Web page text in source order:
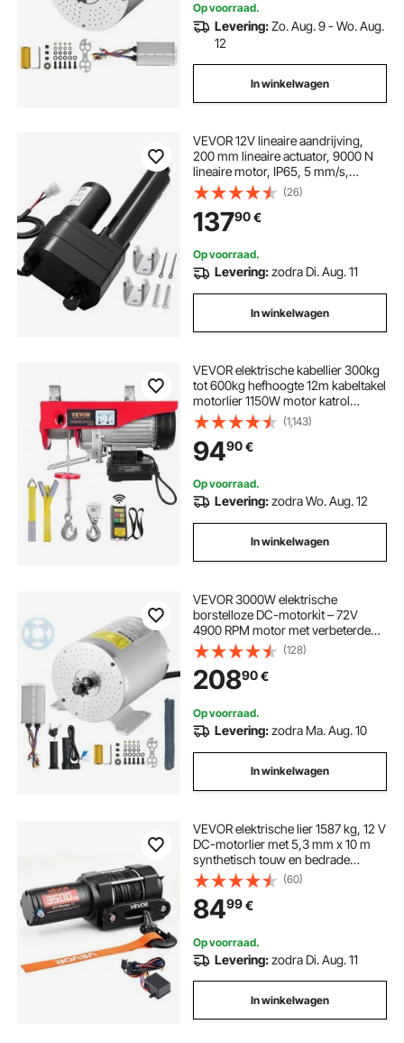
Op voorraad.
Levering:Zo. Aug. 9 - Wo. Aug.
12
In winkelwagen
VEVOR 12V lineaire aandrijving,
200 mm lineaire actuator, 9000 N
lineaire motor, IP65, 5 mm/s,
lineaire actuatoren met
montagebeugels voor industriële
machinecontainers, zware
hefsystemen
(26)
13790€
Op voorraad.
Levering:zodra Di. Aug. 11
In winkelwagen
VEVOR elektrische kabellier 300kg
tot 600kg hefhoogte 12m kabeltakel
motorlier 1150W motor katrol
10m/min hefsnelheid takel met
draadloze afstandsbediening
kabeltakel kettingtakel
(1,143)
9490€
Op voorraad.
Levering:zodra Wo. Aug. 12
In winkelwagen
VEVOR 3000W elektrische
borstelloze DC-motorkit – 72V
4900 RPM motor met verbeterde
snelheidsregelaar en gashendelkit
voor skelters, e-bikes,
motorfietsen, scooters en doe-het-
zelfprojecten
(128)
20890€
Op voorraad.
Levering:zodra Ma. Aug. 10
In winkelwagen
VEVOR elektrische lier 1587 kg, 12 V
DC-motorlier met 5,3 mm x 10 m
synthetisch touw en bedrade
afstandsbediening, IP55, aluminium
behuizing, elektrische lier voor het
slepen van ATV's, zwart
(60)
8499€
Op voorraad.
Levering:zodra Di. Aug. 11
In winkelwagen